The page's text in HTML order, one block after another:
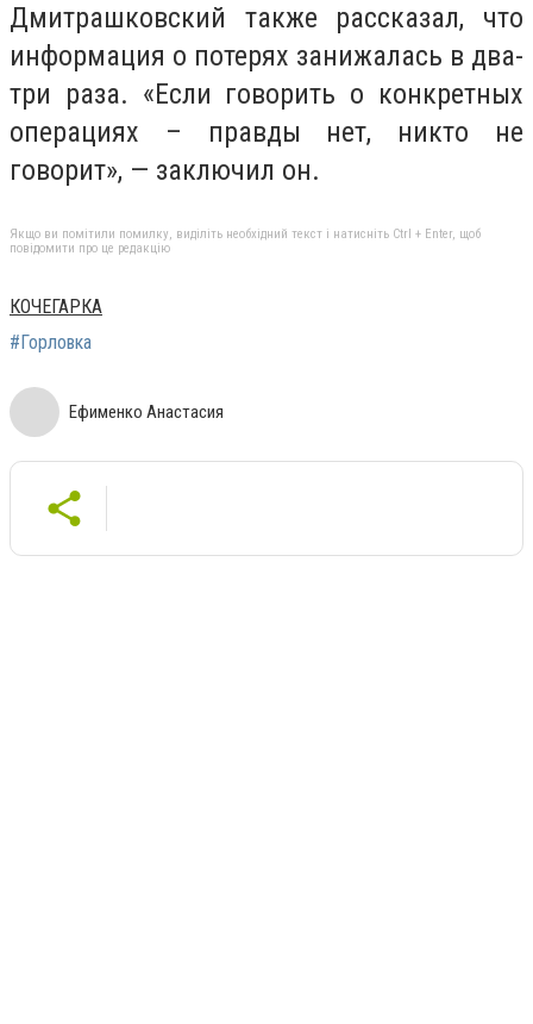
Дмитрашковский также рассказал, что
информация о потерях занижалась в два-
три раза. «Если говорить о конкретных
операциях – правды нет, никто не
говорит», — заключил он.
Якщо ви помітили помилку, виділіть необхідний текст і натисніть Ctrl + Enter, щоб
повідомити про це редакцію
КОЧЕГАРКА
#Горловка
Ефименко Анастасия